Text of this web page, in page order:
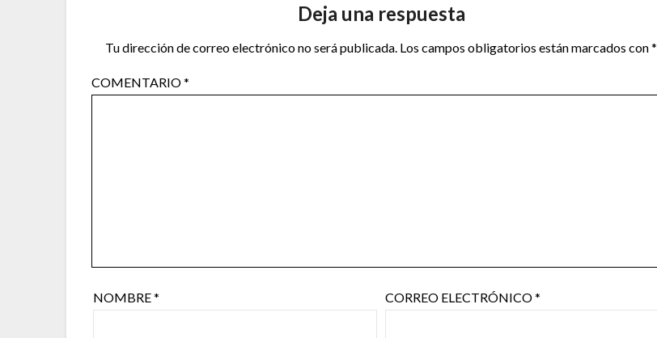
Deja una respuesta
Tu dirección de correo electrónico no será publicada. Los campos obligatorios están marcados con*
COMENTARIO*
NOMBRE* CORREO ELECTRÓNICO*